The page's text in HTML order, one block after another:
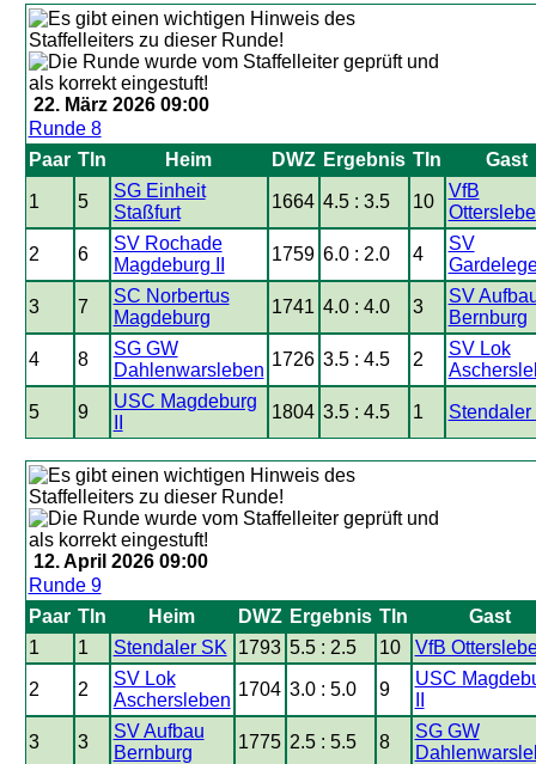
22. März 2026 09:00
Runde 8
Paar Tln Heim DWZ Ergebnis Tln Gast
1 5
SG Einheit
Staßfurt
1664 4.5 : 3.5 10
VfB
2 6
SV Rochade
Magdeburg II
1759 6.0 : 2.0 4
SV
3 7
SC Norbertus
Magdeburg
1741 4.0 : 4.0 3
SV
Bernburg
4 8
SG GW
Dahlenwarsleben
1726 3.5 : 4.5 2
SV Lok
5 9
USC Magdeburg
1804 3.5 : 4.5 1 Stendaler
12. April 2026 09:00
Runde 9
Paar Tln Heim DWZ Ergebnis Tln
Gast
1
1 Stendaler SK 1793 5.5 : 2.5 10 VfB
2 2
SV Lok
Aschersleben
1704 3.0 : 5.0 9
USC
3 3
SV Aufbau
Bernburg
1775 2.5 : 5.5 8
SG GW